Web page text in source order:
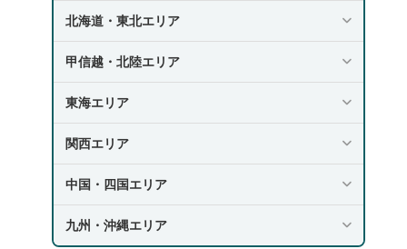
北海道・東北エリア
甲信越・北陸エリア
東海エリア
関西エリア
中国・四国エリア
九州・沖縄エリア